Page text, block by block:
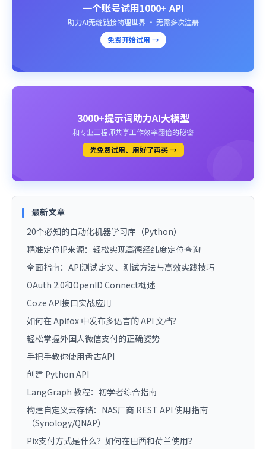
一个账号试用1000+ API
助力AI无缝链接物理世界 · 无需多次注册
免费开始试用 →
3000+提示词助力AI大模型
和专业工程师共享工作效率翻倍的秘密
先免费试用、用好了再买 →
最新文章
20个必知的自动化机器学习库（Python）
精准定位IP来源：轻松实现高德经纬度定位查询
全面指南：API测试定义、测试方法与高效实践技巧
OAuth 2.0和OpenID Connect概述
Coze API接口实战应用
如何在 Apifox 中发布多语言的 API 文档？
轻松掌握外国人微信支付的正确姿势
手把手教你使用盘古API
创建 Python API
LangGraph 教程：初学者综合指南
构建自定义云存储：NAS厂商 REST API 使用指南
（Synology/QNAP）
Pix支付方式是什么？如何在巴西和荷兰使用？